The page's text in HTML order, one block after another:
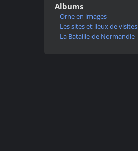
Albums
Orne en images
Les sites et lieux de visites
La Bataille de Normandie